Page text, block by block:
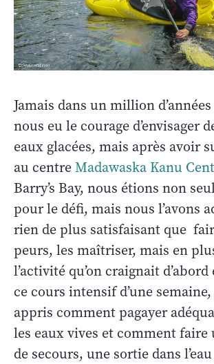
Jamais dans un million d’années
nous eu le courage d’envisager
eaux glacées, mais après avoir
au centreMadawaska Kanu
Barry’s Bay, nous étions non
pour le défi, mais nous l’avons
rien de plus satisfaisant que
peurs, les maîtriser, mais en
l’activité qu’on craignait d’abord
ce cours intensif d’une
appris comment pagayer
les eaux vives et comment faire
de secours, une sortie dans